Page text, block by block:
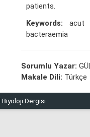
patients.
Keywords: acut
bacteraemia
Sorumlu Yazar:
Makale Dili: Türkçe
Dergisi